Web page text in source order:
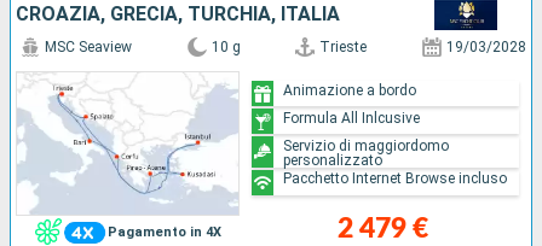
CROAZIA, GRECIA, TURCHIA, ITALIA
Pagamento in 4X
MSC Seaview 10 g Trieste 19/03/2028
2 479 €
Animazione a bordo
Formula All Inlcusive
Servizio di maggiordomo
personalizzato
Pacchetto Internet Browse incluso